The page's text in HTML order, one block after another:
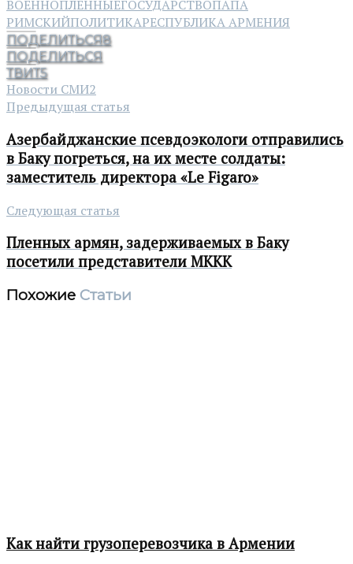
ВОЕННОПЛЕННЫЕГОСУДАРСТВОПАПА
РИМСКИЙПОЛИТИКАРЕСПУБЛИКА АРМЕНИЯ
ПОДЕЛИТЬСЯ8
ПОДЕЛИТЬСЯ
ТВИТ5
Новости СМИ2
Предыдущая статья
Азербайджанские псевдоэкологи отправились
в Баку погреться, на их месте солдаты:
заместитель директора «Le Figaro»
Следующая статья
Пленных армян, задерживаемых в Баку
посетили представители МККК
Похожие Статьи
Как найти грузоперевозчика в Армении